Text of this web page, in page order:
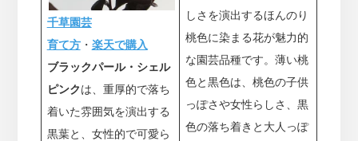
千草園芸
育て方・ 楽天で購入
ブラックパール・シェル
ピンク は、重厚的で落ち
着いた雰囲気を演出する
黒葉と、女性的で可愛ら
しさを演出するほんのり
桃色に染まる花が魅力的
な園芸品種です。薄い桃
色と黒色は、桃色の子供
っぽさや女性らしさ、黒
色の落ち着きと大人っぽ